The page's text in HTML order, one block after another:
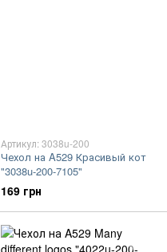
Артикул: 3038u-200
Чехол на A529 Красивый кот
"3038u-200-7105"
169 грн